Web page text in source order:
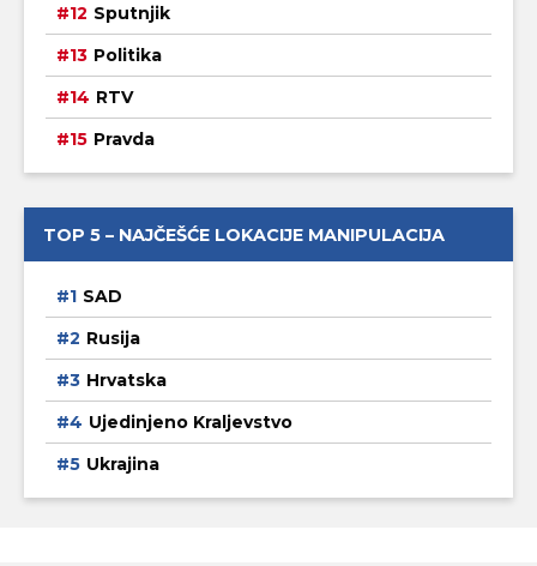
Sputnjik
Politika
RTV
Pravda
TOP 5 – NAJČEŠĆE LOKACIJE MANIPULACIJA
SAD
Rusija
Hrvatska
Ujedinjeno Kraljevstvo
Ukrajina